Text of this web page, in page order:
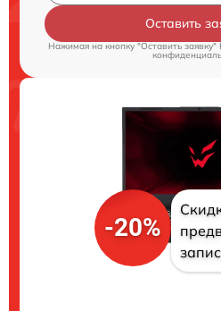
Оставить
Нажимая на кнопку "Оставить
-20%